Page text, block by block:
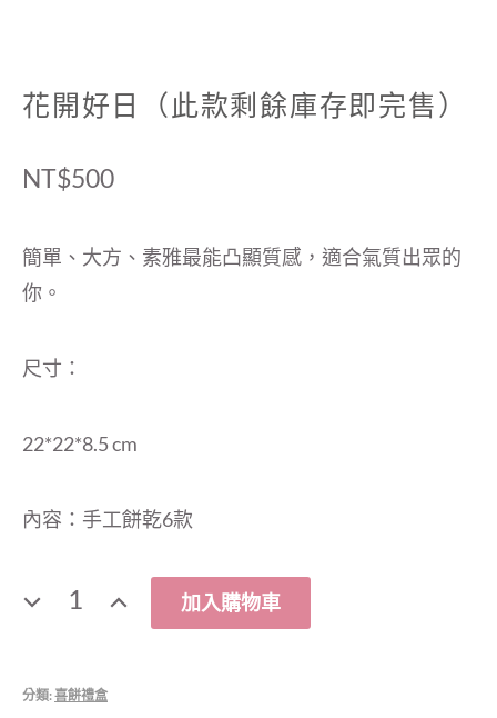
花開好日（此款剩餘庫存即完售）
NT$500
簡單、大方、素雅最能凸顯質感，適合氣質出眾的
你。
尺寸：
22*22*8.5 cm
內容：手工餅乾6款
加入購物車
分類:喜餅禮盒